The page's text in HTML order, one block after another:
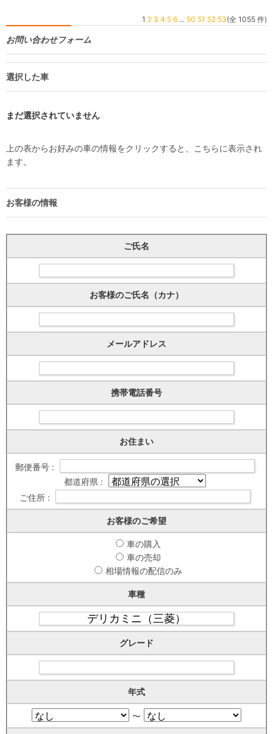
1 2 3 4 5 6 ... 50 51 52 53(全 1055 件)
お問い合わせフォーム
選択した車
まだ選択されていません
上の表からお好みの車の情報をクリックすると、こちらに表示され
ます。
お客様の情報
ご氏名
お客様のご氏名（カナ）
メールアドレス
携帯電話番号
お住まい
郵便番号 :
都道府県 :
ご住所 :
お客様のご希望
車の購入
車の売却
相場情報の配信のみ
車種
グレード
年式
〜